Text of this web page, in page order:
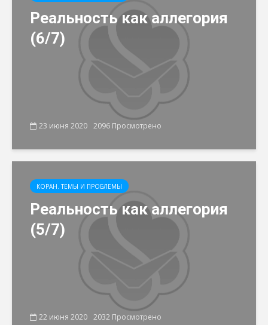
Реальность как аллегория
(6/7)
23 июня 2020 2096 Просмотрено
КОРАН. ТЕМЫ И ПРОБЛЕМЫ
Реальность как аллегория
(5/7)
22 июня 2020 2032 Просмотрено